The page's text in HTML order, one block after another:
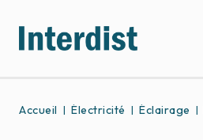
Accueil Électricité Éclairage